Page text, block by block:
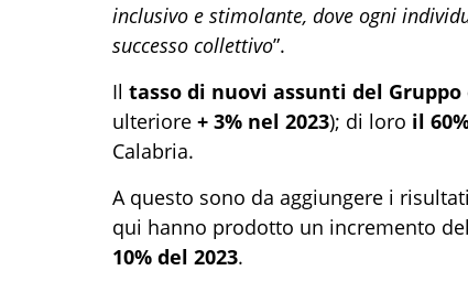
inclusivo e stimolante, dove ogni
successo collettivo”.
Il tasso di nuovi assunti del Gruppo
ulteriore + 3% nel 2023); di loro il
Calabria.
A questo sono da aggiungere i
qui hanno prodotto un incremento
10% del 2023.